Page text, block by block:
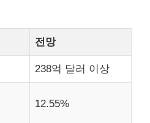
전망
238억 달러 이상
12.55%